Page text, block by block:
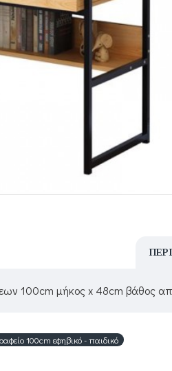
100cm μήκος x 48cm βάθος
100cm εφηβικό - παιδικό